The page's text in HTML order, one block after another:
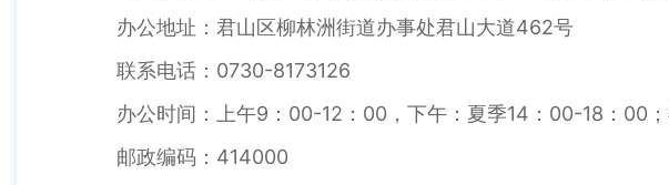
办公地址：君山区柳林洲街道办事处君山大道462号
联系电话：0730-8173126
办公时间：上午9：00-12：00，下午：夏季14：00-18：00；
邮政编码：414000